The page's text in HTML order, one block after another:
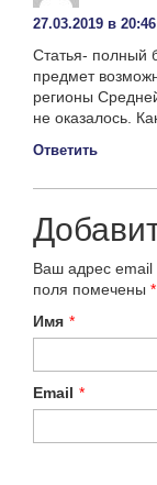
27.03.2019 в 20:46
Статья- полный
предмет
регионы
не оказалось.
Ответить
Ваш адрес email
поля помечены *
Имя *
Email *